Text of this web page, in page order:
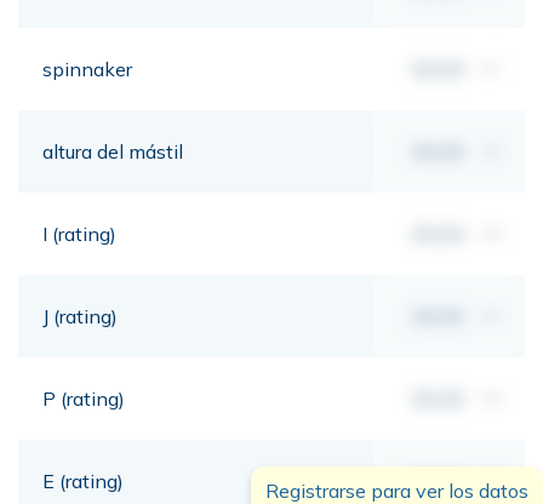
spinnaker
altura del mástil
I (rating)
J (rating)
P (rating)
E (rating) 00,00 mt
Registrarse para ver los datos